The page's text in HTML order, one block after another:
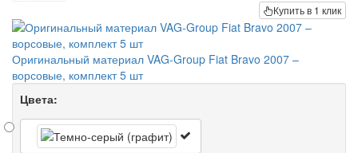
Купить в 1 клик
Оригинальный материал VAG-Group Fiat Bravo 2007 –
ворсовые, комплект 5 шт
Цвета: